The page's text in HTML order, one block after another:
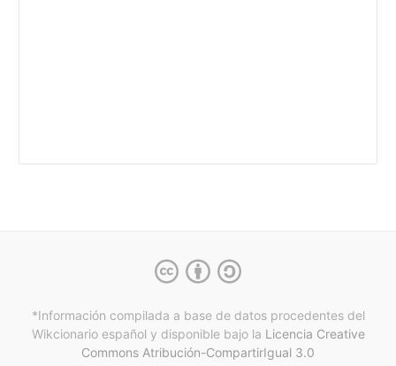
*Información compilada a base de datos procedentes del
Wikcionario español y disponible bajo la Licencia Creative
Commons Atribución-CompartirIgual 3.0